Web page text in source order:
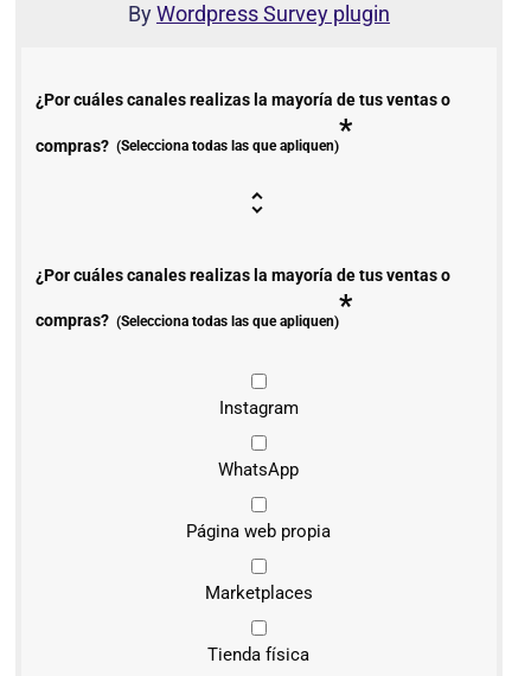
ByWordpress Survey plugin
¿Por cuáles canales realizas la mayoría de tus ventas o
compras? (Selecciona todas las que apliquen)*
¿Por cuáles canales realizas la mayoría de tus ventas o
compras? (Selecciona todas las que apliquen)*
Instagram
WhatsApp
Página web propia
Marketplaces
Tienda física